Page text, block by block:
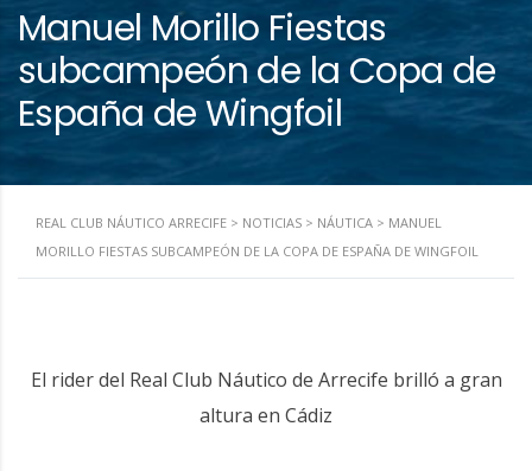
Manuel Morillo Fiestas
subcampeón de la Copa de
España de Wingfoil
REAL CLUB NÁUTICO ARRECIFE > NOTICIAS > NÁUTICA > MANUEL
MORILLO FIESTAS SUBCAMPEÓN DE LA COPA DE ESPAÑA DE WINGFOIL
El rider del Real Club Náutico de Arrecife brilló a gran
altura en Cádiz